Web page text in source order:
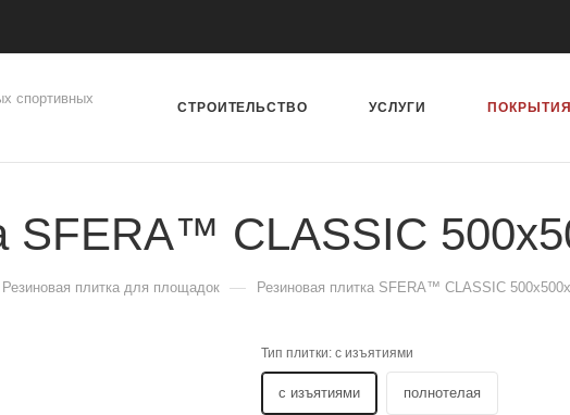
спортивных
СТРОИТЕЛЬСТВО УСЛУГИ
SFERA™ CLASSIC
Резиновая плитка для площадок — Резиновая плитка SFERA™ CLASSIC
Тип плитки: с изъятиями
с изъятиями полнотелая